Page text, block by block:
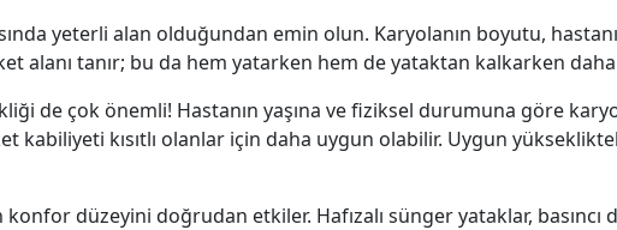
yeterli alan olduğundan emin olun. Karyolanın boyutu,
alanı tanır; bu da hem yatarken hem de yataktan kalkarken
de çok önemli! Hastanın yaşına ve fiziksel durumuna göre
kabiliyeti kısıtlı olanlar için daha uygun olabilir. Uygun
konfor düzeyini doğrudan etkiler. Hafızalı sünger yataklar,